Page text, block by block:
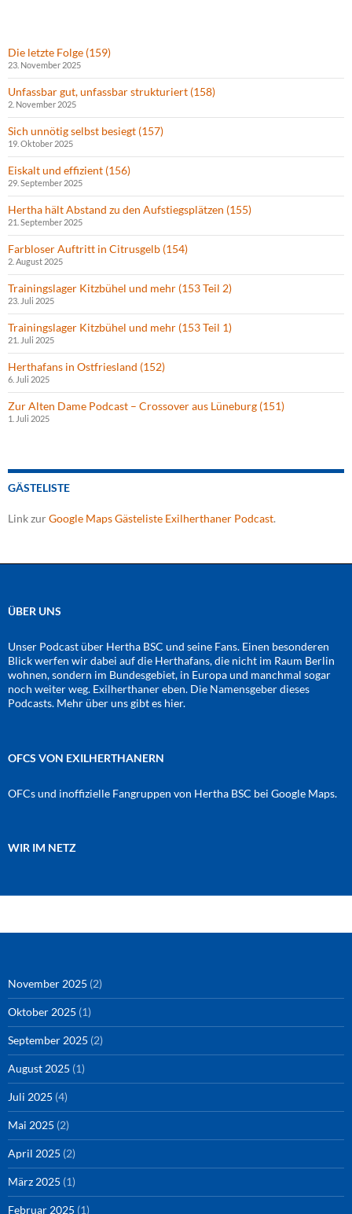
Die letzte Folge (159)
23. November 2025
Unfassbar gut, unfassbar strukturiert (158)
2. November 2025
Sich unnötig selbst besiegt (157)
19. Oktober 2025
Eiskalt und effizient (156)
29. September 2025
Hertha hält Abstand zu den Aufstiegsplätzen (155)
21. September 2025
Farbloser Auftritt in Citrusgelb (154)
2. August 2025
Trainingslager Kitzbühel und mehr (153 Teil 2)
23. Juli 2025
Trainingslager Kitzbühel und mehr (153 Teil 1)
21. Juli 2025
Herthafans in Ostfriesland (152)
6. Juli 2025
Zur Alten Dame Podcast – Crossover aus Lüneburg (151)
1. Juli 2025
GÄSTELISTE
Link zurGoogle Maps Gästeliste Exilherthaner Podcast.
ÜBER UNS
Unser Podcast über Hertha BSC und seine Fans. Einen besonderen
Blick werfen wir dabei auf die Herthafans, die nicht im Raum Berlin
wohnen, sondern im Bundesgebiet, in Europa und manchmal sogar
noch weiter weg. Exilherthaner eben. Die Namensgeber dieses
Podcasts. Mehr über uns gibt es hier.
OFCS VON EXILHERTHANERN
OFCs und inoffizielle Fangruppen von Hertha BSC bei Google Maps.
WIR IM NETZ
November 2025 (2)
Oktober 2025 (1)
September 2025 (2)
August 2025 (1)
Juli 2025 (4)
Mai 2025 (2)
April 2025 (2)
März 2025 (1)
Februar 2025 (1)